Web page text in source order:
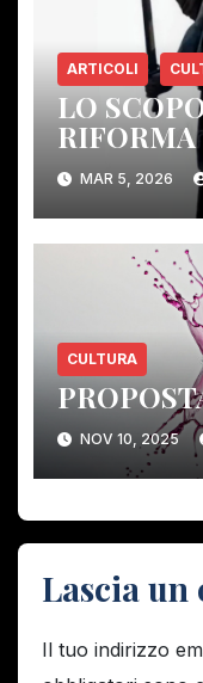
ARTICOLI
LO
RIFORMA
MAR 5, 2026
CULTURA
NOV 10, 2025
Lascia un
Il tuo indirizzo